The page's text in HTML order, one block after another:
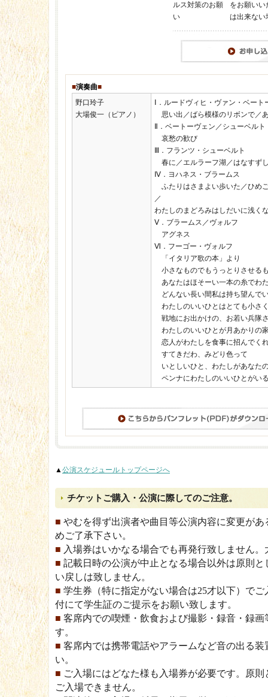
ルス対策のお願
い
をお願い
は出来ない
■演奏曲■
野口玲子
大場俊一（ピアノ）
Ⅰ．ルードヴィヒ・ヴァン・ベート
思い出／ばら模様のリボンで／
Ⅱ．ベートーヴェン／シューベルト
哀愁の歓び
Ⅲ．フランツ・シューベルト
春に／エルラーフ湖／はなすず
Ⅳ．ヨハネス・ブラームス
ふたりはさまよい歩いた／ひめ
／
わたしのまどろみはしだいに浅く
Ⅴ．ブラームス／ヴォルフ
アグネス
Ⅵ．フーゴー・ヴォルフ
「イタリア歌の本」より
小さなものでもうっとりさせる
あなたはほそーい一本の糸でわ
どんない長い間私は持ち望んで
わたしのいいひとはとても小さ
戦地にお出かけの、お若い兵隊
わたしのいいひとが月あかりの
恋人がわたしを食事に招んでく
すてきだわ、みどり色って
いとしいひと、わたしがあなた
ペンナにわたしのいいひとがい
▲公演スケジュールトップページへ
チケットご購入・公演に際してのご注意。
■ やむを得ず出演者や曲目等公演内容に変更が
めご了承下さい。
■ 入場券はいかなる場合でも再発行致しません
■ 記載日時の公演が中止となる場合以外は原則
い戻しは致しません。
■ 学生券（特に指定がない場合は25才以下）で
付にて学生証のご提示をお願い致します。
■ 客席内での喫煙・飲食および撮影・録音・録
す。
■ 客席内では携帯電話やアラームなど音の出る
い。
■ ご入場にはどなた様も入場券が必要です。原
ご入場できません。